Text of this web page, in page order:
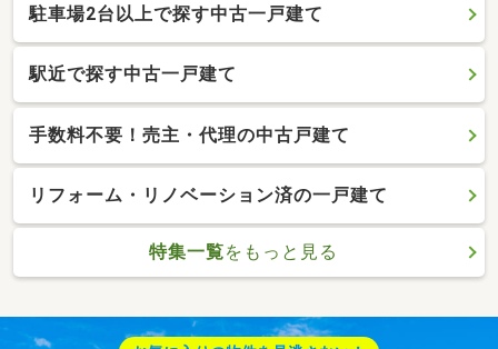
駐車場2台以上で探す中古一戸建て
駅近で探す中古一戸建て
手数料不要！売主・代理の中古戸建て
リフォーム・リノベーション済の一戸建て
特集一覧をもっと見る